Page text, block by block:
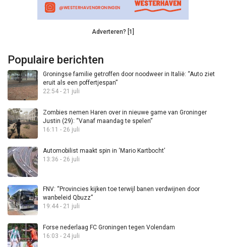
Adverteren? [1]
Populaire berichten
Groningse familie getroffen door noodweer in Italië: “Auto ziet
eruit als een poffertjespan”
22:54 - 21 juli
Zombies nemen Haren over in nieuwe game van Groninger
Justin (29): “Vanaf maandag te spelen”
16:11 - 26 juli
Automobilist maakt spin in ‘Mario Kartbocht’
13:36 - 26 juli
FNV: “Provincies kijken toe terwijl banen verdwijnen door
wanbeleid Qbuzz”
19:44 - 21 juli
Forse nederlaag FC Groningen tegen Volendam
16:03 - 24 juli